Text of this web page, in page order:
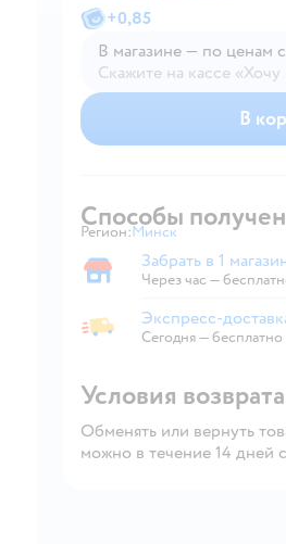
+0,85
В магазине — по ценам
Скажите на кассе «Хочу
В магазине — по ценам сайта
В
Способы
Регион: Выбор адреса
Минск
Забрать в магазине
Забрать в 1
Через час —
Экспресс-доставка из магазина
Экспресс-
Сегодня—бесплатно
Условия возврата
Обменять или вернуть
можно в течение 14 дней